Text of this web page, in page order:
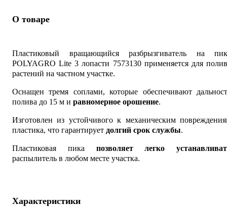
О товаре
Пластиковый вращающийся разбрызгиватель на
POLYAGRO Lite 3 лопасти 7573130 применяется для
растений на частном участке.
Оснащен тремя соплами, которые обеспечивают
полива до 15 м и равномерное орошение.
Изготовлен из устойчивого к механическим
пластика, что гарантирует долгий срок службы.
Пластиковая пика позволяет легко
распылитель в любом месте участка.
Характеристики